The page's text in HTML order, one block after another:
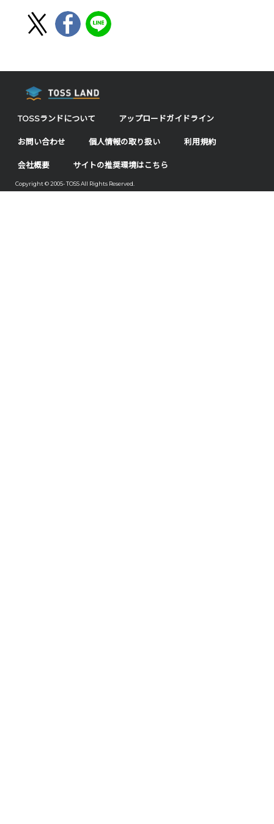
TOSSランドについて アップロードガイドライン
お問い合わせ 個人情報の取り扱い 利用規約
会社概要 サイトの推奨環境はこちら
Copyright © 2005- TOSS All Rights Reserved.